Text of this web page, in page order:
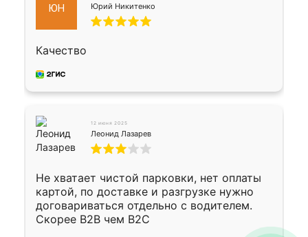
ЮН Юрий Никитенко
Качество
12 июня 2025
Леонид Лазарев
Не хватает чистой парковки, нет оплаты
картой, по доставке и разгрузке нужно
договариваться отдельно с водителем.
Скорее B2B чем B2C